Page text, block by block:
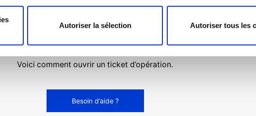
Autoriser la sélection Autoriser tous les
pas ce que vous
Voici comment ouvrir un ticket d’opération.
Besoin d’aide ?